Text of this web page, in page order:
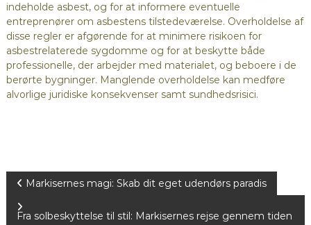
indeholde asbest, og for at informere eventuelle
entreprenører om asbestens tilstedeværelse. Overholdelse af
disse regler er afgørende for at minimere risikoen for
asbestrelaterede sygdomme og for at beskytte både
professionelle, der arbejder med materialet, og beboere i de
berørte bygninger. Manglende overholdelse kan medføre
alvorlige juridiske konsekvenser samt sundhedsrisici.
n
Markisernes magi: Skab dit eget udendørs paradis
Fra solbeskyttelse til stil: Markisernes rejse gennem tiden